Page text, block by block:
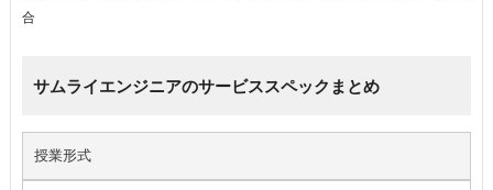
合
サムライエンジニアのサービススペックまとめ
授業形式